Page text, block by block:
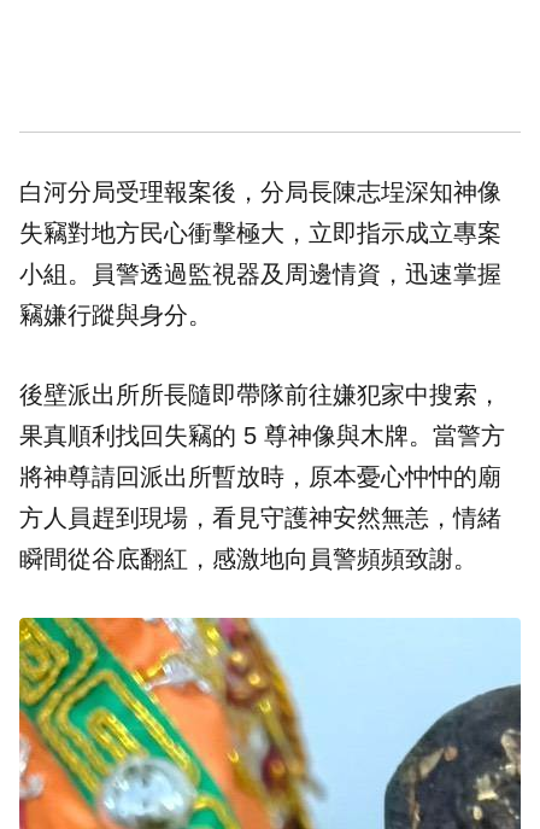
白河分局受理報案後，分局長陳志埕深知神像
失竊對地方民心衝擊極大，立即指示成立專案
小組。員警透過監視器及周邊情資，迅速掌握
竊嫌行蹤與身分。
後壁派出所所長隨即帶隊前往嫌犯家中搜索，
果真順利找回失竊的 5 尊神像與木牌。當警方
將神尊請回派出所暫放時，原本憂心忡忡的廟
方人員趕到現場，看見守護神安然無恙，情緒
瞬間從谷底翻紅，感激地向員警頻頻致謝。